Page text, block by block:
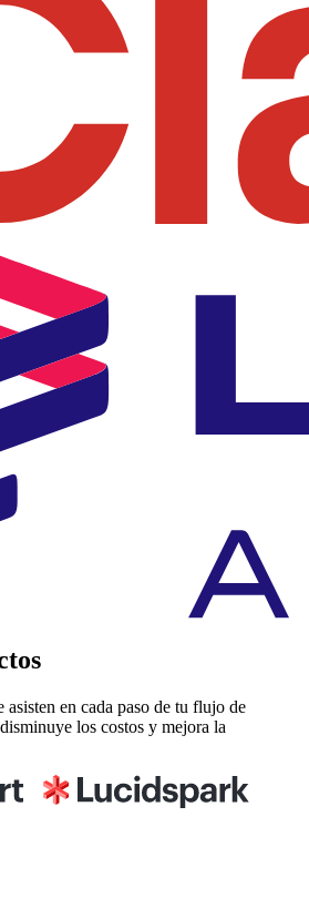
en cada paso de tu flujo de
los costos y mejora la